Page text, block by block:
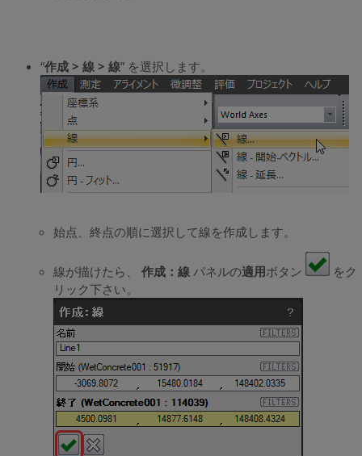
“作成 > 線 > 線” を選択します。
始点、終点の順に選択して線を作成します。
線が描けたら、 作成：線 パネルの適用ボタン
をク
リック下さい。